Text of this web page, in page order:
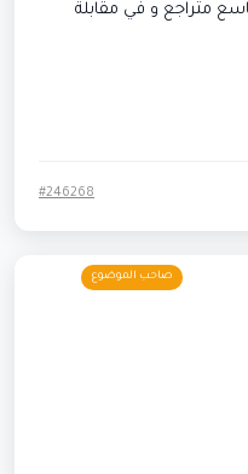
متراجع و في مقابلة
#246268